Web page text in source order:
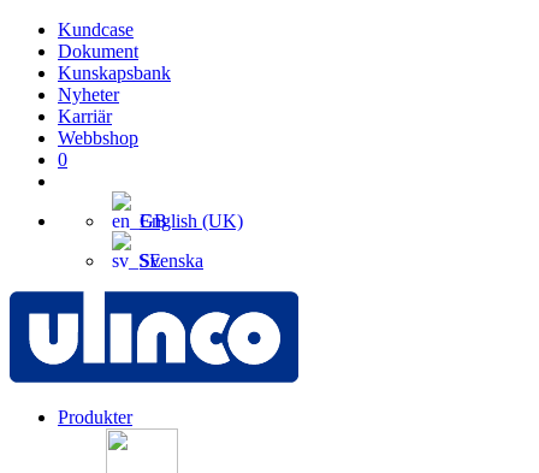
Kundcase
Dokument
Kunskapsbank
Nyheter
Karriär
Webbshop
0
English (UK)
Svenska
Produkter